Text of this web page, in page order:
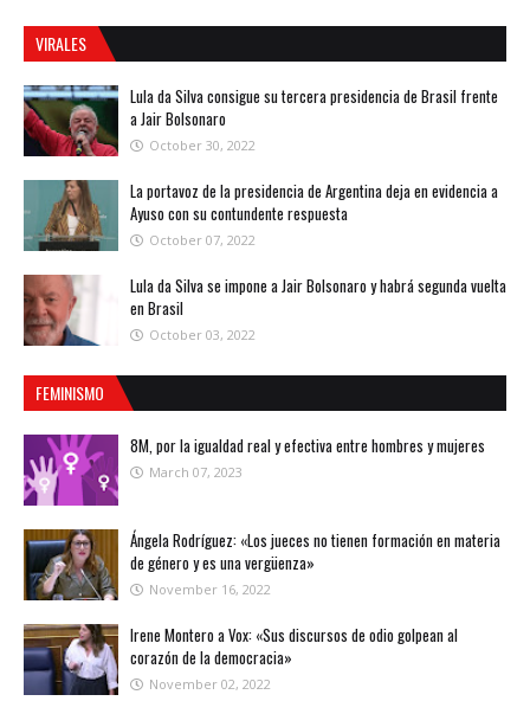
VIRALES
Lula da Silva consigue su tercera presidencia de Brasil frente
a Jair Bolsonaro
October 30, 2022
La portavoz de la presidencia de Argentina deja en evidencia a
Ayuso con su contundente respuesta
October 07, 2022
Lula da Silva se impone a Jair Bolsonaro y habrá segunda vuelta
en Brasil
October 03, 2022
FEMINISMO
8M, por la igualdad real y efectiva entre hombres y mujeres
March 07, 2023
Ángela Rodríguez: «Los jueces no tienen formación en materia
de género y es una vergüenza»
November 16, 2022
Irene Montero a Vox: «Sus discursos de odio golpean al
corazón de la democracia»
November 02, 2022